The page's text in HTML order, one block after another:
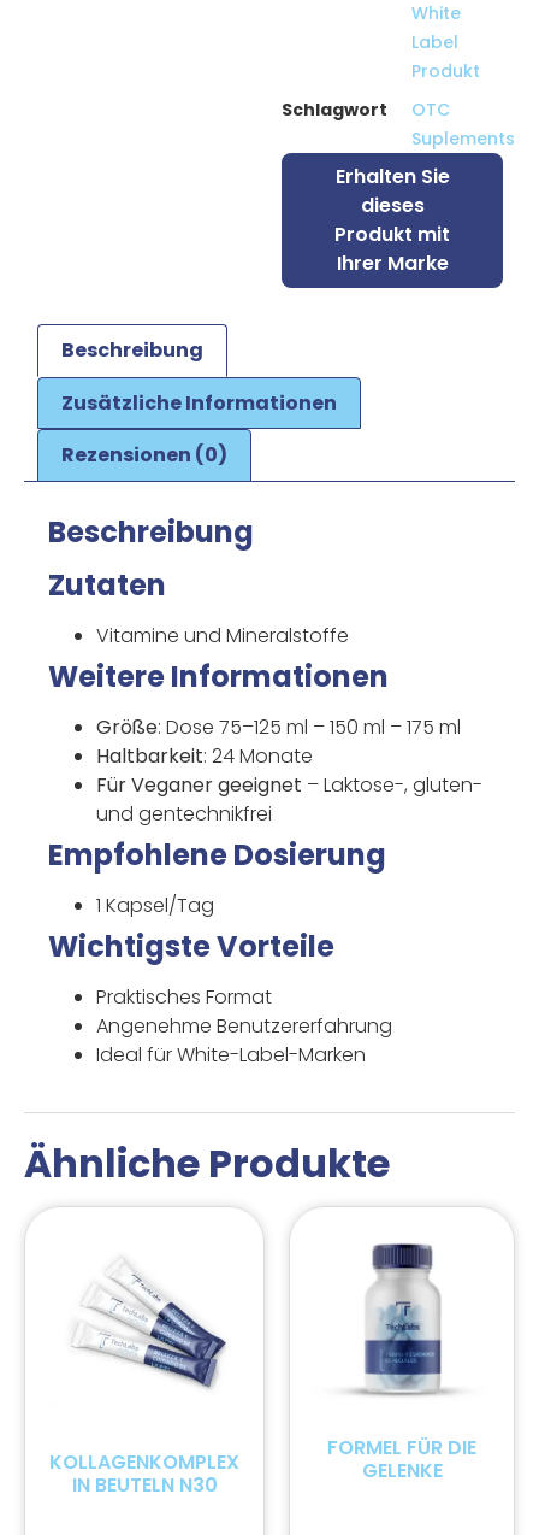
White
Label
Produkt
Schlagwort
OTC
Suplements
Erhalten Sie
dieses
Produkt mit
Ihrer Marke
Beschreibung
Zusätzliche Informationen
Rezensionen (0)
Beschreibung
Zutaten
Vitamine und Mineralstoffe
Weitere Informationen
Größe: Dose 75–125 ml – 150 ml – 175 ml
Haltbarkeit: 24 Monate
Für Veganer geeignet – Laktose-, gluten-
und gentechnikfrei
Empfohlene Dosierung
1 Kapsel/Tag
Wichtigste Vorteile
Praktisches Format
Angenehme Benutzererfahrung
Ideal für White-Label-Marken
Ähnliche Produkte
KOLLAGENKOMPLEX
IN BEUTELN N30
FORMEL FÜR DIE
GELENKE